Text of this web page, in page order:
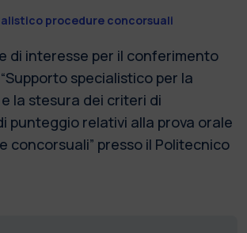
procedure concorsuali
di interesse per il conferimento
specialistico per la
la stesura dei criteri di
punteggio relativi alla prova orale
concorsuali” presso il Politecnico